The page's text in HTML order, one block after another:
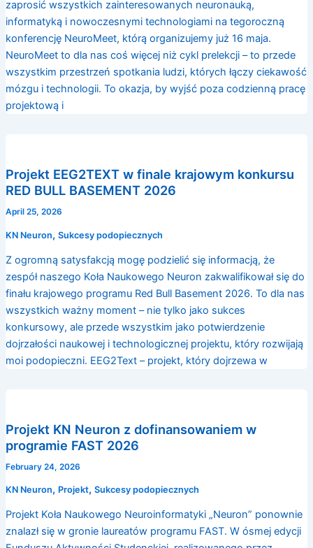
zaprosić wszystkich zainteresowanych neuronauką,
informatyką i nowoczesnymi technologiami na tegoroczną
konferencję NeuroMeet, którą organizujemy już 16 maja.
NeuroMeet to dla nas coś więcej niż cykl prelekcji – to przede
wszystkim przestrzeń spotkania ludzi, których łączy ciekawość
mózgu i technologii. To okazja, by wyjść poza codzienną pracę
projektową i
Projekt EEG2TEXT w finale krajowym konkursu
RED BULL BASEMENT 2026
April 25, 2026
KN Neuron, Sukcesy podopiecznych
Z ogromną satysfakcją mogę podzielić się informacją, że
zespół naszego Koła Naukowego Neuron zakwalifikował się do
finału krajowego programu Red Bull Basement 2026. To dla nas
wszystkich ważny moment – nie tylko jako sukces
konkursowy, ale przede wszystkim jako potwierdzenie
dojrzałości naukowej i technologicznej projektu, który rozwijają
moi podopieczni. EEG2Text – projekt, który dojrzewa w
Projekt KN Neuron z dofinansowaniem w
programie FAST 2026
February 24, 2026
KN Neuron, Projekt, Sukcesy podopiecznych
Projekt Koła Naukowego Neuroinformatyki „Neuron” ponownie
znalazł się w gronie laureatów programu FAST. W ósmej edycji